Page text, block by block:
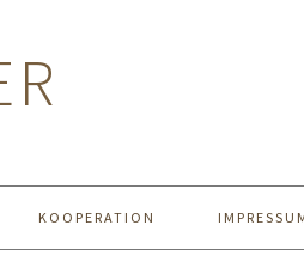
KOOPERATION